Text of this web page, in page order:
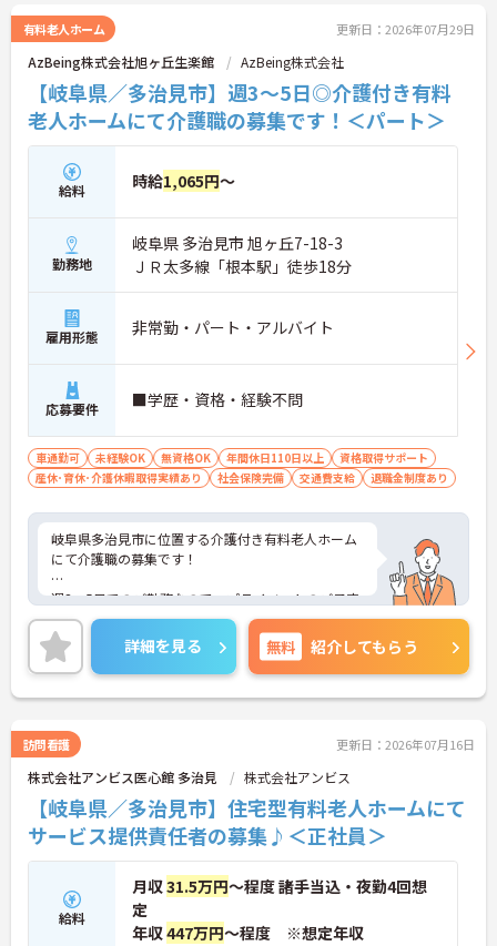
得することができます
るため、訪問介護未経験の方も安心して業務に慣れ
ることができます
・訪問診療医と24時間連携し、チームで看取りに取
り組む体制が整っているため、「看取りのプロ」と
して他施設では得られない経験を積むことができま
す
【頑張りがしっかり給与・評価に反映される職場で
円、賞与は年2回＋処遇改善一時金も別途支給され
ています。
・入社半年でリーダーを任されたスタッフの実績が
あるなど、年次にかかわらず頑張りが評価され、キ
ャリアアップを実現できる職場環境です
【働きやすい休日・残業面と、長く安心して働ける
福利厚生が魅力です】
・月9日公休に加え、夏季・冬季休暇各3日が確保さ
れており（年間休日113日）、オンオフのメリハリ
・全社平均残業月5時間程度と、業界平均を大きく
下回る少ない残業時間を実現しています
・退職金制度（勤続3年以上）・保育手当・育児短
時間勤務・マインドフルネスプログラムなど、長期
的に安心して働き続けるための制度が充実していま
す
有料老人ホーム 更新日：2026年07月29日
AzBeing株式会社旭ヶ丘生楽館 AzBeing株式会社
【岐阜県／多治見市】週3～5日◎介護付き有料
老人ホームにて介護職の募集です！＜パート＞
給料 時給1,065円～
勤務地
岐阜県 多治見市 旭ヶ丘7-18-3
ＪＲ太多線「根本駅」徒歩18分
雇用形態 非常勤・パート・アルバイト
応募要件 ■学歴・資格・経験不問
車通勤可 未経験OK 無資格OK 年間休日110日以上
資格取得サポート
産休･育休･介護休暇取得実績あり
社会保険完備 交通費支給 退職金制度あり
岐阜県多治見市に位置する介護付き有料老人ホーム
にて介護職の募集です！
週3～5日でのご勤務なので、プライベートのご予定
も大切にしながらご就業いただけます。
ご興味ある方には、面接対策ポイントなど、さらに
詳細をお話しいたしますのでお気軽にご相談くださ
い！
詳細を見る 無料 紹介してもらう
訪問看護 更新日：2026年07月16日
株式会社アンビス医心館 多治見 株式会社アンビス
【岐阜県／多治見市】住宅型有料老人ホームにて
サービス提供責任者の募集♪＜正社員＞
給料
月収31.5万円～程度 諸手当込・夜勤4回想
定
年収447万円～程度 ※想定年収